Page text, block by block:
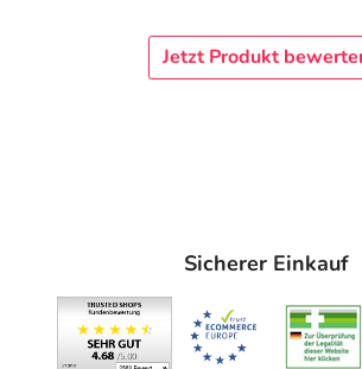
Jetzt Produkt
Sicherer Einkauf